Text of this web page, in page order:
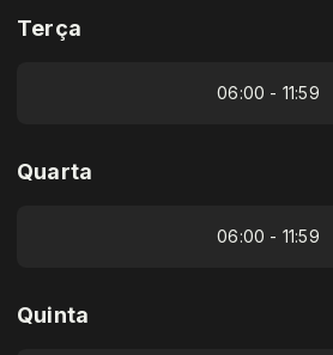
Terça
06:00 - 11:59
Quarta
06:00 - 11:59
Quinta